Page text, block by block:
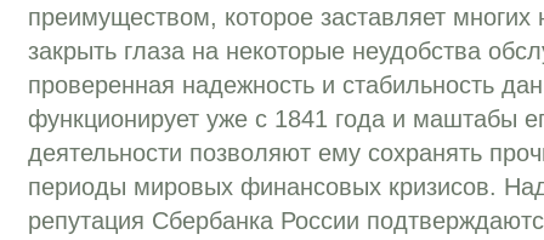
преимуществом, которое заставляет
закрыть глаза на некоторые неудобства
проверенная надежность и стабильность
функционирует уже с 1841 года и маштабы
деятельности позволяют ему сохранять
периоды мировых финансовых кризисов.
репутация Сбербанка России